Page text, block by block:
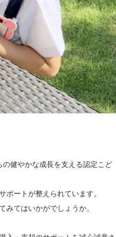
健やかな成長を支える認定こど
ートが整えられています。
てはいかがでしょうか。